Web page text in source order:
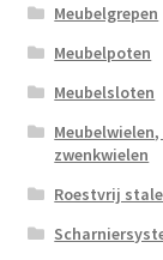
Meubelgrepen
Meubelpoten
Meubelsloten
zwenkwielen
Roestvrij